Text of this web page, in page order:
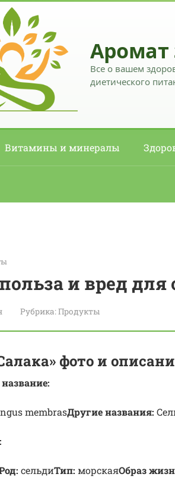
Аромат
Все о вашем
диетического
Витамины и минералы
и вред для
Рубрика:Продукты
фото и
membrasДругие названия:
сельдиТип: морскаяОбраз